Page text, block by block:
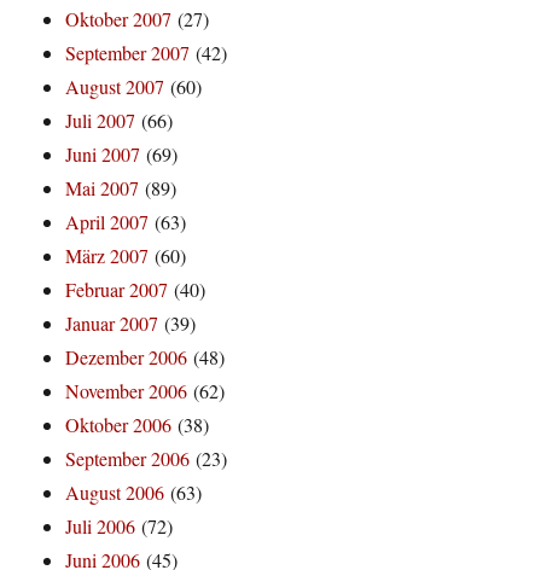
Oktober 2007 (27)
September 2007 (42)
August 2007 (60)
Juli 2007 (66)
Juni 2007 (69)
Mai 2007 (89)
April 2007 (63)
März 2007 (60)
Februar 2007 (40)
Januar 2007 (39)
Dezember 2006 (48)
November 2006 (62)
Oktober 2006 (38)
September 2006 (23)
August 2006 (63)
Juli 2006 (72)
Juni 2006 (45)